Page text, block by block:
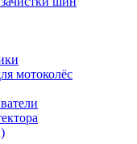
мотоколёс